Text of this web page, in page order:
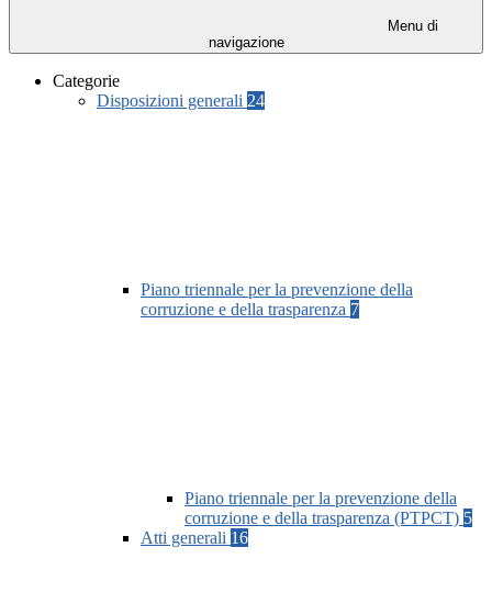
Menu di
navigazione
Categorie
Disposizioni generali 24
Piano triennale per la prevenzione della
corruzione e della trasparenza 7
Piano triennale per la prevenzione della
corruzione e della trasparenza (PTPCT) 5
Atti generali 16